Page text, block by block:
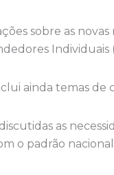
sobre as
Individuais
ainda temas de
as
o padrão